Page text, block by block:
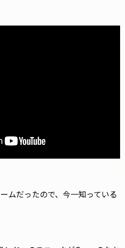
ムだったので、今一知っている